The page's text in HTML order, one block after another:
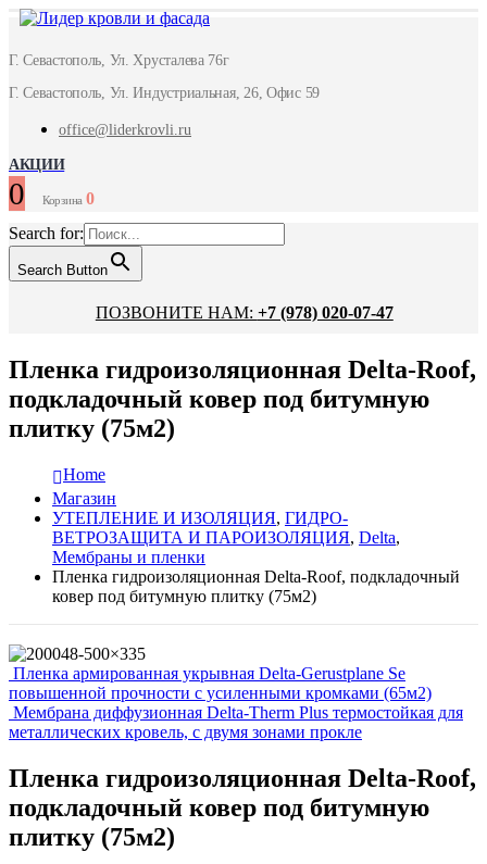
Г. Севастополь, Ул. Хрусталева 76г
Г. Севастополь, Ул. Индустриальная, 26, Офис 59
office@liderkrovli.ru
АКЦИИ
0 Корзина 0
Search for:
Search Button
ПОЗВОНИТЕ НАМ: +7 (978) 020-07-47
Пленка гидроизоляционная Delta-Roof,
подкладочный ковер под битумную
плитку (75м2)
Home
Магазин
УТЕПЛЕНИЕ И ИЗОЛЯЦИЯ, ГИДРО-
ВЕТРОЗАЩИТА И ПАРОИЗОЛЯЦИЯ, Delta,
Мембраны и пленки
Пленка гидроизоляционная Delta-Roof, подкладочный
ковер под битумную плитку (75м2)
Пленка армированная укрывная Delta-Gerustplane Se
повышенной прочности с усиленными кромками (65м2)
Мембрана диффузионная Delta-Therm Plus термостойкая для
металлических кровель, с двумя зонами прокле
Пленка гидроизоляционная Delta-Roof,
подкладочный ковер под битумную
плитку (75м2)